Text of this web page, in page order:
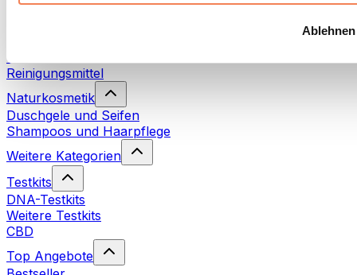
Ablehnen
Waschmittel
Reinigungsmittel
Naturkosmetik
Duschgele und Seifen
Shampoos und Haarpflege
Weitere Kategorien
Testkits
DNA-Testkits
Weitere Testkits
CBD
Top Angebote